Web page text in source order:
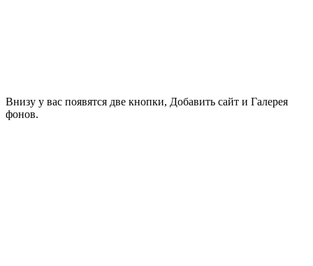
Внизу у вас появятся две кнопки, Добавить сайт и Галерея
фонов.